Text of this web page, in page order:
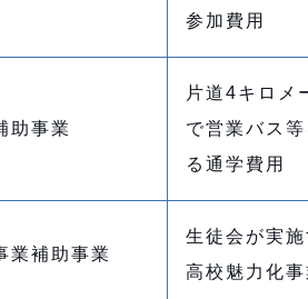
参加費用
助事業
片道4キロメ
で営業バス
る通学費用
業補助事業
生徒会が実施
高校魅力化事